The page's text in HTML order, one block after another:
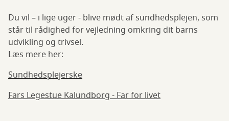
Du vil – i lige uger - blive mødt af sundhedsplejen, som
står til rådighed for vejledning omkring dit barns
udvikling og trivsel.
Læs mere her:
Sundhedsplejerske
Fars Legestue Kalundborg - Far for livet